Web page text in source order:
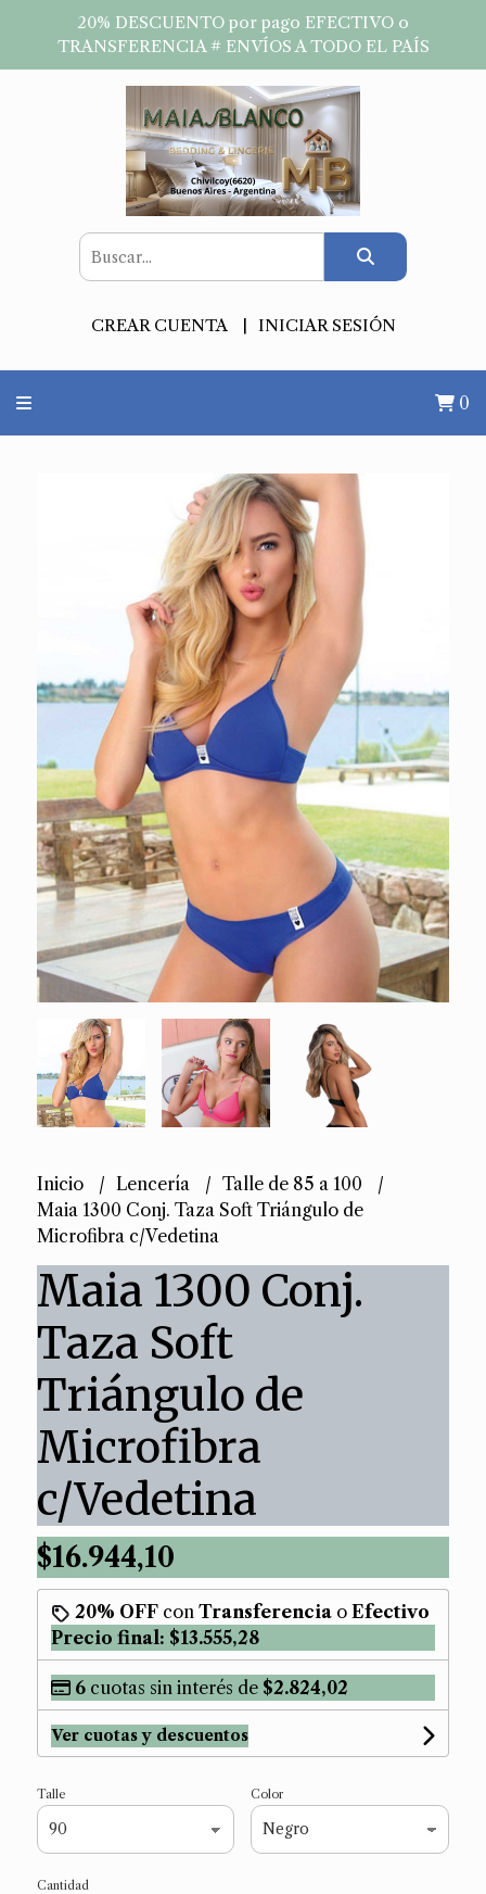
20% DESCUENTO por pago EFECTIVO o
TRANSFERENCIA # ENVÍOS A TODO EL PAÍS
CREAR CUENTA INICIAR SESIÓN
0
Inicio Lencería
Talle de 85 a 100
Maia 1300 Conj. Taza Soft Triángulo de
Microfibra c/Vedetina
Maia 1300 Conj.
Taza Soft
Triángulo de
Microfibra
c/Vedetina
$16.944,10
20% OFFcon Transferenciao Efectivo
Precio final: $13.555,28
6cuotas sin interés de $2.824,02
Ver cuotas y descuentos
Talle Color
Cantidad